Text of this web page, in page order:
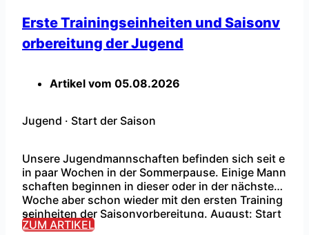
Erste Trainingseinheiten und Saisonv
orbereitung der Jugend
Artikel vom 05.08.2026
Jugend · Start der Saison
Unsere Jugendmannschaften befinden sich seit e
in paar Wochen in der Sommerpause. Einige Mann
schaften beginnen in dieser oder in der nächsten
Woche aber schon wieder mit den ersten Training
seinheiten der Saisonvorbereitung. August: Start
der Saisonvorbereitung mit den ersten Trainingsei
...
ZUM ARTIKEL